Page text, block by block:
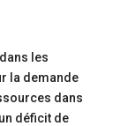
les
la demande
dans
déficit de